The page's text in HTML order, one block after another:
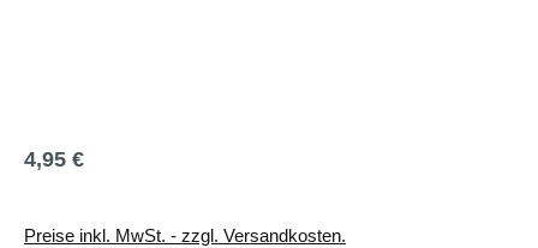
Regulärer Preis:
4,95 €
Preise inkl. MwSt. - zzgl. Versandkosten.